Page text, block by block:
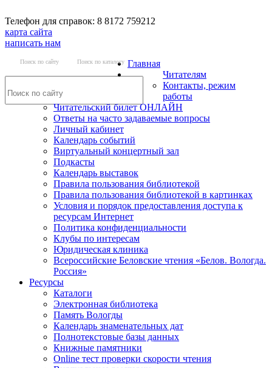
Телефон для справок: 8 8172 759212
карта сайта
написать нам
Поиск по сайту Поиск по каталогу Главная
Читателям
Контакты, режим
работы
Читательский билет ОНЛАЙН
Ответы на часто задаваемые вопросы
Личный кабинет
Календарь событий
Виртуальный концертный зал
Подкасты
Календарь выставок
Правила пользования библиотекой
Правила пользования библиотекой в картинках
Условия и порядок предоставления доступа к
ресурсам Интернет
Политика конфиденциальности
Клубы по интересам
Юридическая клиника
Всероссийские Беловские чтения «Белов. Вологда.
Россия»
Ресурсы
Каталоги
Электронная библиотека
Память Вологды
Календарь знаменательных дат
Полнотекстовые базы данных
Книжные памятники
Online тест проверки скорости чтения